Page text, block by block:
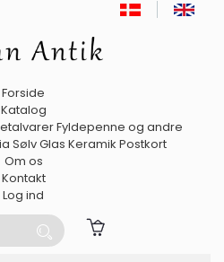
Forside
Katalog
Fyldepenne og andre
SølvGlas Keramik Postkort
Om os
Kontakt
Log ind